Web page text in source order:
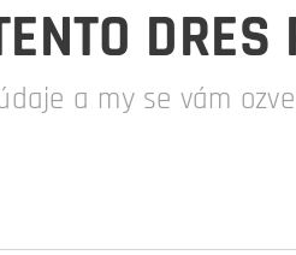
DRES
a my se vám